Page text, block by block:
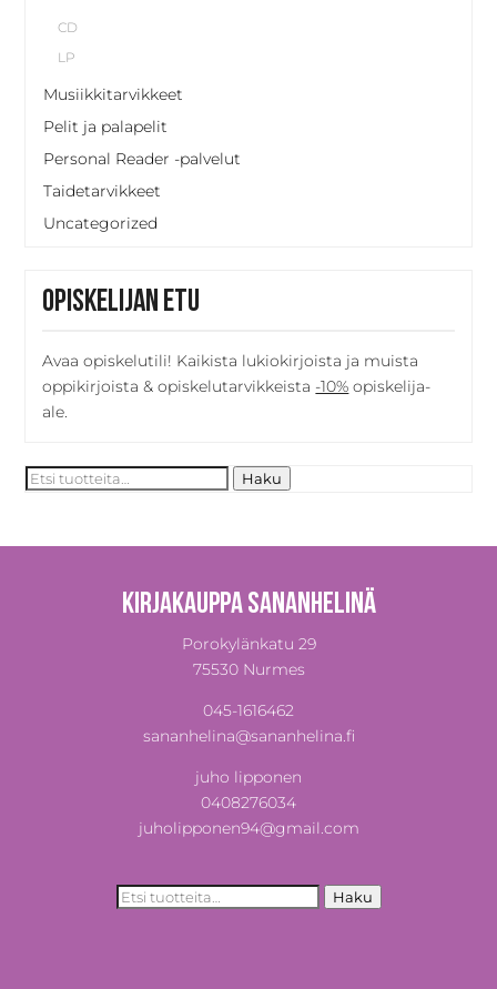
CD
LP
Musiikkitarvikkeet
Pelit ja palapelit
Personal Reader -palvelut
Taidetarvikkeet
Uncategorized
Opiskelijan etu
Avaa opiskelutili! Kaikista lukiokirjoista ja muista
oppikirjoista & opiskelutarvikkeista -10% opiskelija-
ale.
Etsi: Haku
Kirjakauppa Sananhelinä
Porokylänkatu 29
75530 Nurmes
045-1616462
sananhelina@sananhelina.fi
juho lipponen
0408276034
juholipponen94@gmail.com
Etsi: Haku